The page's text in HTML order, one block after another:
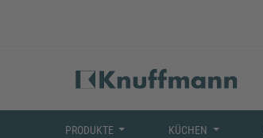
PRODUKTE KÜCHEN